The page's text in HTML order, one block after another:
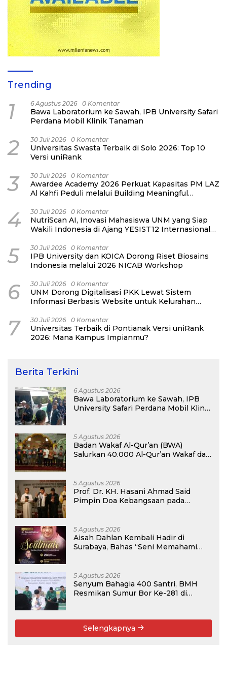
Trending
1 6 Agustus 2026 0 Komentar
Bawa Laboratorium ke Sawah, IPB University Safari
Perdana Mobil Klinik Tanaman
2 30 Juli 2026 0 Komentar
Universitas Swasta Terbaik di Solo 2026: Top 10
Versi uniRank
3 30 Juli 2026 0 Komentar
Awardee Academy 2026 Perkuat Kapasitas PM LAZ
Al Kahfi Peduli melalui Building Meaningful
4 30 Juli 2026 0 Komentar
NutriScan AI, Inovasi Mahasiswa UNM yang Siap
Wakili Indonesia di Ajang YESIST12 Internasional
5 30 Juli 2026 0 Komentar
IPB University dan KOICA Dorong Riset Biosains
Indonesia melalui 2026 NICAB Workshop
6 30 Juli 2026 0 Komentar
UNM Dorong Digitalisasi PKK Lewat Sistem
Informasi Berbasis Website untuk Kelurahan
7 30 Juli 2026 0 Komentar
Universitas Terbaik di Pontianak Versi uniRank
2026: Mana Kampus Impianmu?
Berita Terkini
6 Agustus 2026
Bawa Laboratorium ke Sawah, IPB
University Safari Perdana Mobil Klinik
5 Agustus 2026
Badan Wakaf Al-Qur’an (BWA)
Salurkan 40.000 Al-Qur’an Wakaf dan
5 Agustus 2026
Prof. Dr. KH. Hasani Ahmad Said
Pimpin Doa Kebangsaan pada
Pemasyarakatan RI
5 Agustus 2026
Aisah Dahlan Kembali Hadir di
Surabaya, Bahas “Seni Memahami
5 Agustus 2026
Senyum Bahagia 400 Santri, BMH
Resmikan Sumur Bor Ke-281 di
Selengkapnya